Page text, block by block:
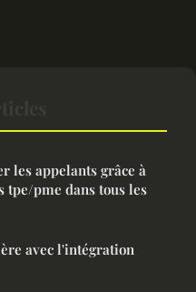
les appelants grâce à
pme dans tous les
avec l'intégration